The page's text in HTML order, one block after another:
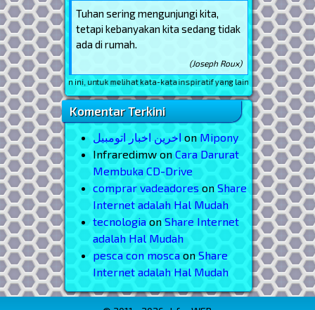
Tuhan sering mengunjungi kita,
tetapi kebanyakan kita sedang tidak
ada di rumah.
(Joseph Roux)
Reload halaman ini, untuk melihat kata-kata inspiratif yang lain
Komentar Terkini
اخرین اخبار اتومبیل on Mipony
Infraredimw onCara Darurat
Membuka CD-Drive
comprar vadeadores onShare
Internet adalah Hal Mudah
tecnologia onShare Internet
adalah Hal Mudah
pesca con mosca onShare
Internet adalah Hal Mudah